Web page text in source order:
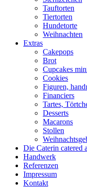
Tauftorten
Tiertorten
Hundetorte
Weihnachten
Extras
Cakepops
Brot
Cupcakes
Cookies
Figuren,
Financiers
Tartes,
Desserts
Macarons
Stollen
Die Caterin catered
Handwerk
Referenzen
Impressum
Kontakt